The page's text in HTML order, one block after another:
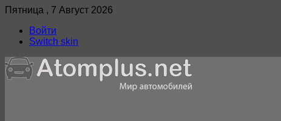
Пятница , 7 Август 2026
Войти
Switch skin